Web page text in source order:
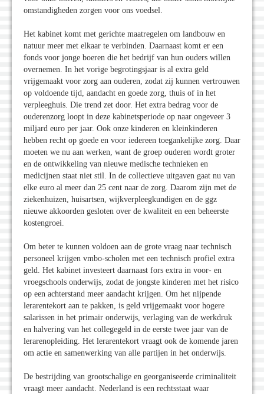
omstandigheden zorgen voor ons voedsel.
Het kabinet komt met gerichte maatregelen om landbouw en
natuur meer met elkaar te verbinden. Daarnaast komt er een
fonds voor jonge boeren die het bedrijf van hun ouders willen
overnemen. In het vorige begrotingsjaar is al extra geld
vrijgemaakt voor zorg aan ouderen, zodat zij kunnen vertrouwen
op voldoende tijd, aandacht en goede zorg, thuis of in het
verpleeghuis. Die trend zet door. Het extra bedrag voor de
ouderenzorg loopt in deze kabinetsperiode op naar ongeveer 3
miljard euro per jaar. Ook onze kinderen en kleinkinderen
hebben recht op goede en voor iedereen toegankelijke zorg. Daar
moeten we nu aan werken, want de groep ouderen wordt groter
en de ontwikkeling van nieuwe medische technieken en
medicijnen staat niet stil. In de collectieve uitgaven gaat nu van
elke euro al meer dan 25 cent naar de zorg. Daarom zijn met de
ziekenhuizen, huisartsen, wijkverpleegkundigen en de ggz
nieuwe akkoorden gesloten over de kwaliteit en een beheerste
kostengroei.
Om beter te kunnen voldoen aan de grote vraag naar technisch
personeel krijgen vmbo-scholen met een technisch profiel extra
geld. Het kabinet investeert daarnaast fors extra in voor- en
vroegschools onderwijs, zodat de jongste kinderen met het risico
op een achterstand meer aandacht krijgen. Om het nijpende
lerarentekort aan te pakken, is geld vrijgemaakt voor hogere
salarissen in het primair onderwijs, verlaging van de werkdruk
en halvering van het collegegeld in de eerste twee jaar van de
lerarenopleiding. Het lerarentekort vraagt ook de komende jaren
om actie en samenwerking van alle partijen in het onderwijs.
De bestrijding van grootschalige en georganiseerde criminaliteit
vraagt meer aandacht. Nederland is een rechtsstaat waar